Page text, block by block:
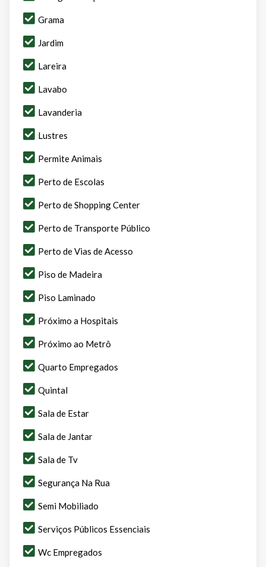
Grama
Jardim
Lareira
Lavabo
Lavanderia
Lustres
Permite Animais
Perto de Escolas
Perto de Shopping Center
Perto de Transporte Público
Perto de Vias de Acesso
Piso de Madeira
Piso Laminado
Próximo a Hospitais
Próximo ao Metrô
Quarto Empregados
Quintal
Sala de Estar
Sala de Jantar
Sala de Tv
Segurança Na Rua
Semi Mobiliado
Serviços Públicos Essenciais
Wc Empregados